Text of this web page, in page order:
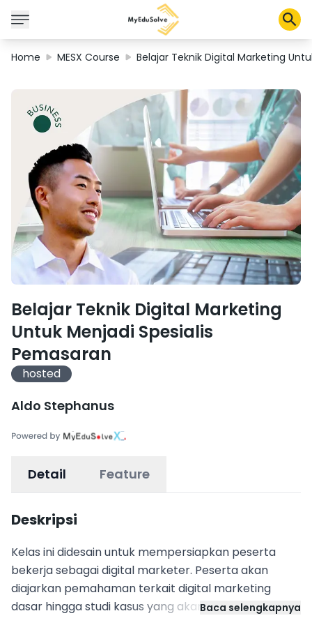
Certifications
Programs
About Us
Shop
My Cart
Profile
Home MESX Course Belajar Teknik Digital Marketing
Belajar Teknik Digital Marketing
Untuk Menjadi Spesialis
Pemasaran
hosted
Aldo Stephanus
Detail Feature
Deskripsi
Kelas ini didesain untuk mempersiapkan peserta
bekerja sebagai digital marketer. Peserta akan
diajarkan pemahaman terkait digital marketing
dasar hingga studi kasus yang akan dihadapi
Baca selengkapnya